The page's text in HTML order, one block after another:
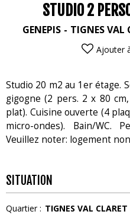
STUDIO 2
GENEPIS TIGNES VAL
Ajouter
Studio 20 m2 au 1er étage.
gigogne (2 pers. 2 x 80
plat). Cuisine ouverte (4
micro-ondes). Bain/WC.
Veuillez noter: logement
SITUATION
Quartier : TIGNES VAL